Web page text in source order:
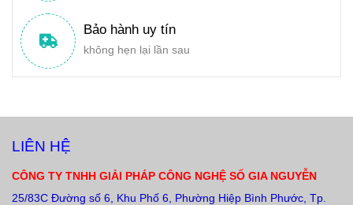
Bảo hành uy tín
không hẹn lại lần sau
LIÊN HỆ
CÔNG TY TNHH GIẢI PHÁP CÔNG NGHỆ SỐ GIA NGUYỄN
25/83C Đường số 6, Khu Phố 6, Phường Hiệp Bình Phước, Tp.